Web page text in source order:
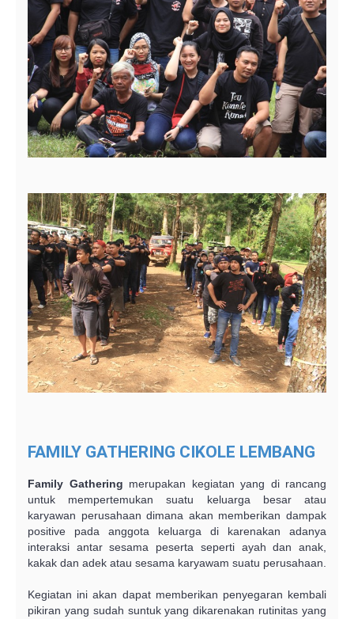
FAMILY GATHERING CIKOLE LEMBANG
Family Gathering merupakan kegiatan yang di rancang
untuk mempertemukan suatu keluarga besar atau
karyawan perusahaan dimana akan memberikan dampak
positive pada anggota keluarga di karenakan adanya
interaksi antar sesama peserta seperti ayah dan anak,
kakak dan adek atau sesama karyawam suatu perusahaan.
Kegiatan ini akan dapat memberikan penyegaran kembali
pikiran yang sudah suntuk yang dikarenakan rutinitas yang